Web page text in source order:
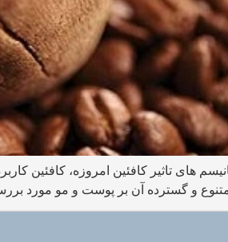
های تاثير کافئین امروزه، کافئين
متنوع و گسترده آن بر پوست و مو مورد